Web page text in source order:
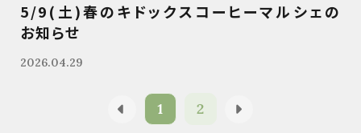
5/9(土)春のキドックスコーヒーマルシェの
お知らせ
2026.04.29
1 2